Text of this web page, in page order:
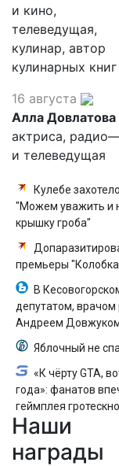
и кино,
телеведущая,
кулинар, автор
кулинарных книг
16 августа
Алла Довлатова
актриса,
и телеведущая
Кулебе
"Можем уважить и
крышку гроба"
премьеры
В
депутатом,
Андреем
Яблочный не
«К чёрту GTA,
года»: фанатов
геймплея
Hellraiser: Revival
Наши
награды